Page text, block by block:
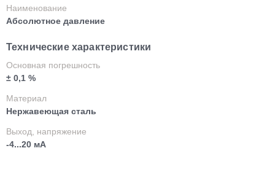
Наименование
Абсолютное давление
Технические характеристики
Основная погрешность
± 0,1 %
Материал
Нержавеющая сталь
Выход, напряжение
-4...20 мА